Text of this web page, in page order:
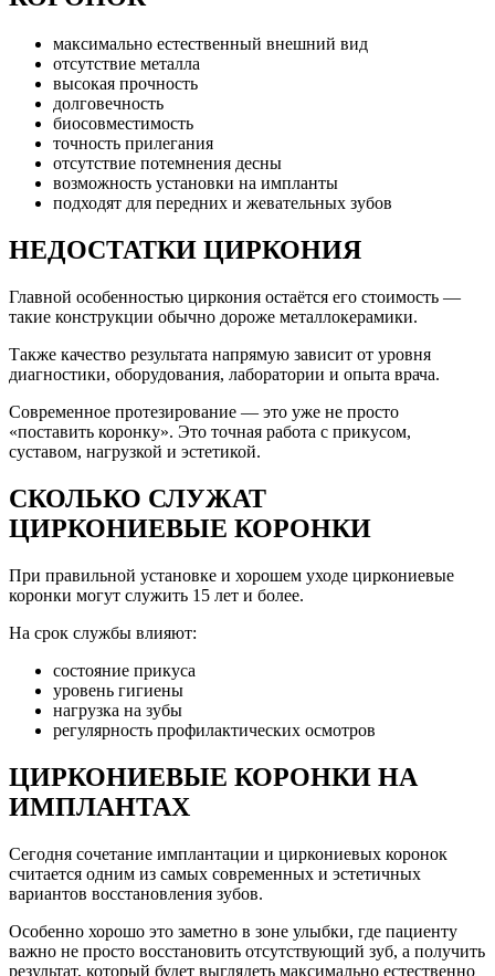
максимально естественный внешний вид
отсутствие металла
высокая прочность
долговечность
биосовместимость
точность прилегания
отсутствие потемнения десны
возможность установки на импланты
подходят для передних и жевательных зубов
НЕДОСТАТКИ ЦИРКОНИЯ
Главной особенностью циркония остаётся его стоимость —
такие конструкции обычно дороже металлокерамики.
Также качество результата напрямую зависит от уровня
диагностики, оборудования, лаборатории и опыта врача.
Современное протезирование — это уже не просто
«поставить коронку». Это точная работа с прикусом,
суставом, нагрузкой и эстетикой.
СКОЛЬКО СЛУЖАТ
ЦИРКОНИЕВЫЕ КОРОНКИ
При правильной установке и хорошем уходе циркониевые
коронки могут служить 15 лет и более.
На срок службы влияют:
состояние прикуса
уровень гигиены
нагрузка на зубы
регулярность профилактических осмотров
ЦИРКОНИЕВЫЕ КОРОНКИ НА
ИМПЛАНТАХ
Сегодня сочетание имплантации и циркониевых коронок
считается одним из самых современных и эстетичных
вариантов восстановления зубов.
Особенно хорошо это заметно в зоне улыбки, где пациенту
важно не просто восстановить отсутствующий зуб, а получить
результат, который будет выглядеть максимально естественно